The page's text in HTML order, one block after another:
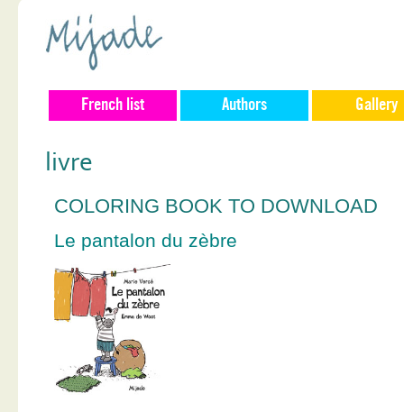
French list Authors Gallery
livre
COLORING BOOK TO DOWNLOAD
Le pantalon du zèbre